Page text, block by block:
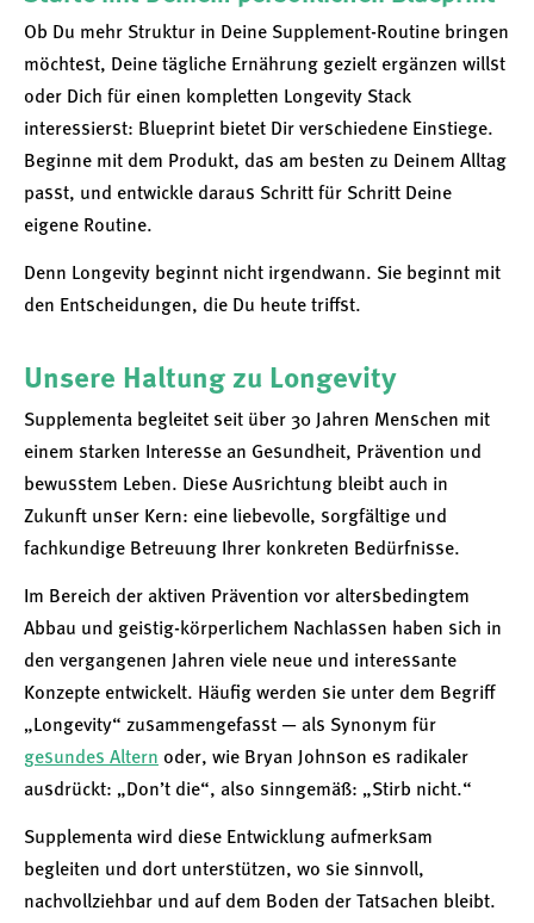
Ob Du mehr Struktur in Deine Supplement-Routine bringen
möchtest, Deine tägliche Ernährung gezielt ergänzen willst
oder Dich für einen kompletten Longevity Stack
interessierst: Blueprint bietet Dir verschiedene Einstiege.
Beginne mit dem Produkt, das am besten zu Deinem Alltag
passt, und entwickle daraus Schritt für Schritt Deine
eigene Routine.
Denn Longevity beginnt nicht irgendwann. Sie beginnt mit
den Entscheidungen, die Du heute triffst.
Unsere Haltung zu Longevity
Supplementa begleitet seit über 30 Jahren Menschen mit
einem starken Interesse an Gesundheit, Prävention und
bewusstem Leben. Diese Ausrichtung bleibt auch in
Zukunft unser Kern: eine liebevolle, sorgfältige und
fachkundige Betreuung Ihrer konkreten Bedürfnisse.
Im Bereich der aktiven Prävention vor altersbedingtem
Abbau und geistig-körperlichem Nachlassen haben sich in
den vergangenen Jahren viele neue und interessante
Konzepte entwickelt. Häufig werden sie unter dem Begriff
„Longevity“ zusammengefasst — als Synonym für
gesundes Altern oder, wie Bryan Johnson es radikaler
ausdrückt: „Don’t die“, also sinngemäß: „Stirb nicht.“
Supplementa wird diese Entwicklung aufmerksam
begleiten und dort unterstützen, wo sie sinnvoll,
nachvollziehbar und auf dem Boden der Tatsachen bleibt.